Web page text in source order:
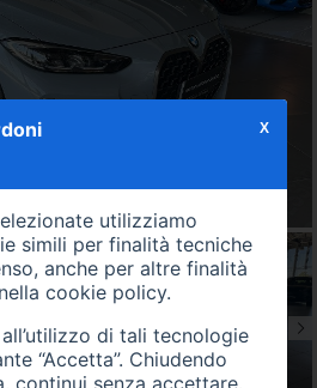
utilizziamo
simili per finalità tecniche
anche per altre finalità
cookie policy.
di tali tecnologie
“Accetta”. Chiudendo
X